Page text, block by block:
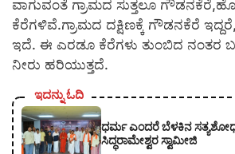
ವಾಗುವಂತೆ ಗ್ರಾಮದ ಸುತ್ತಲೂ
ಕೆರೆಗಳಿವೆ.ಗ್ರಾಮದ ದಕ್ಷಿಣಕ್ಕೆ ಗೌಡನಕೆರೆ
ಇದೆ. ಈ ಎರಡೂ ಕೆರೆಗಳು ತುಂಬಿದ ನಂತರ
ನೀರು ಹರಿಯುತ್ತದೆ.
ಇದನ್ನು ಓದಿ
ಧರ್ಮ ಎಂದರೆ ಬೆಳಕಿನ
ಸಿದ್ಧರಾಮೇಶ್ವರ ಸ್ವಾಮೀಜಿ